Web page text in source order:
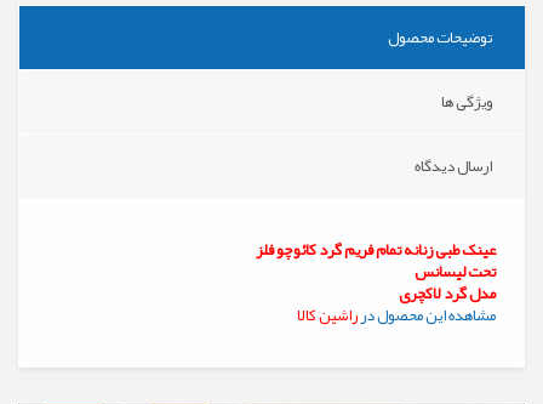
توضیحات محصول
ویژگی ها
ارسال دیدگاه
عینک طبی زنانه تمام فریم گرد کائوچو فلز
تحت لیسانس
مدل گرد لاکچری
مشاهده این محصول درراشین کالا